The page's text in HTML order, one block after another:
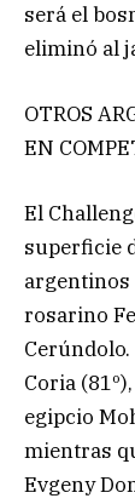
será el
eliminó al
OTROS
EN
El
superficie
argentinos
rosarino
Cerúndolo.
Coria
egipcio
mientras
Evgeny